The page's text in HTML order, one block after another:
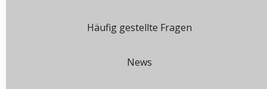
Häufig gestellte Fragen
News